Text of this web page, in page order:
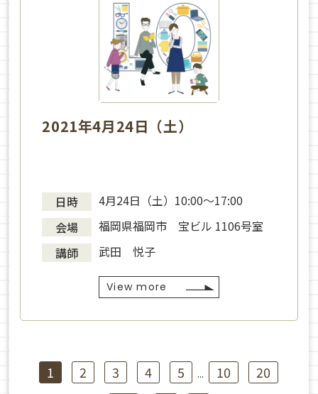
2021年4月24日（土）
日時
4月24日（土）10:00～17:00
会場
福岡県福岡市 宝ビル 1106号室
講師
武田 悦子
View more
1 2 3 4 5 ... 10
20